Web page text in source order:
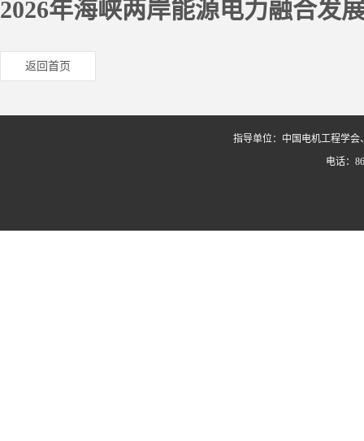
2026年海峡两岸能源电力融合发
返回首页
指导单位：中国电机工程学
电话：